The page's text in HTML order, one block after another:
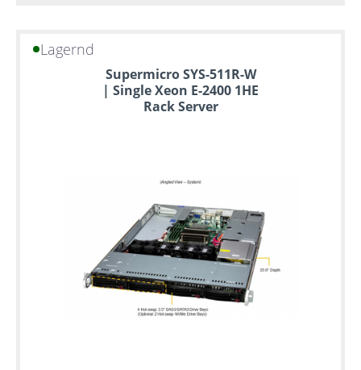
Lagernd
Supermicro SYS-511R-W
| Single Xeon E-2400 1HE
Rack Server